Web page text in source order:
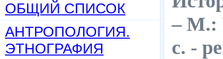
ОБЩИЙ СПИСОК
АНТРОПОЛОГИЯ.
ЭТНОГРАФИЯ
– М.:
с. -